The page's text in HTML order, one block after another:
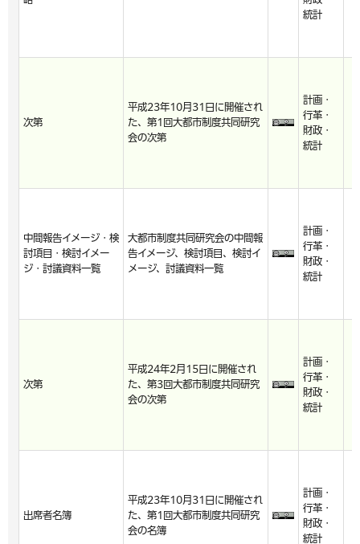
統計
次第
平成23年10月31日に開催され
た、第1回大都市制度共同研究
会の次第
計画・
行革・
財政・
統計
中間報告イメージ・検
討項目・検討イメー
ジ・討議資料一覧
大都市制度共同研究会の中間報
告イメージ、検討項目、検討イ
メージ、討議資料一覧
計画・
行革・
財政・
統計
次第
平成24年2月15日に開催され
た、第3回大都市制度共同研究
会の次第
計画・
行革・
財政・
統計
出席者名簿
平成23年10月31日に開催され
た、第1回大都市制度共同研究
会の名簿
計画・
行革・
財政・
統計